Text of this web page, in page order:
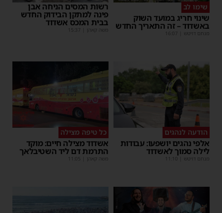
שימו לב
שינוי חריג במועד השוק
באשדוד – זה התאריך החדש
מנחם דויטש 16:07
רשות המסים הניחה אבן
פינה למתקן הבידוק החדש
בבית המכס אשדוד
משה קאהן 15:37
הודעה לנהגים
אלפי נהגים יושפעו: עבודות
לילה סמוך לאשדוד
מנחם דויטש 11:10
כל טיפה מצילה
אשדוד מצילה חיים: מוקד
התרמת דם ליד השטיבלאך
משה קאהן 11:05